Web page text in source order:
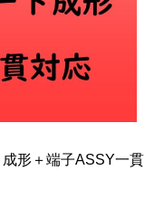
形＋端子ASSY一貫